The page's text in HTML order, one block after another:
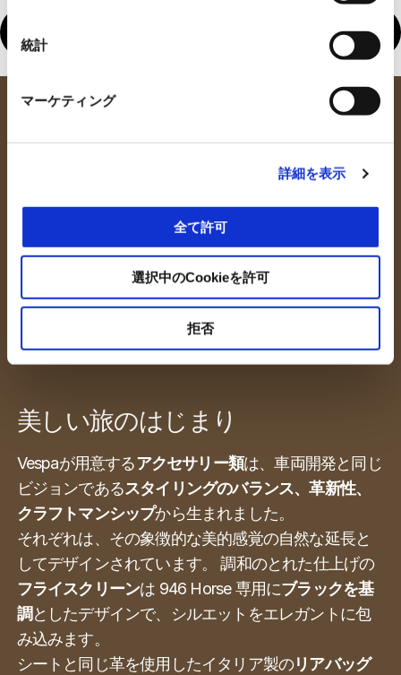
統計
マーケティング
詳細を表示
全て許可
選択中のCookieを許可
拒否
美しい旅のはじまり
Vespaが用意するアクセサリー類は、車両開発と同じ
ビジョンであるスタイリングのバランス、革新性、
クラフトマンシップから生まれました。
それぞれは、その象徴的な美的感覚の自然な延長と
してデザインされています。 調和のとれた仕上げの
フライスクリーンは 946 Horse 専用にブラックを基
調としたデザインで、シルエットをエレガントに包
み込みます。
シートと同じ革を使用したイタリア製のリアバッグ